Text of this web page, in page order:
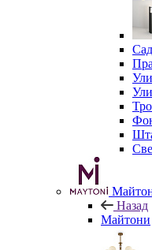
Назад
Майтони